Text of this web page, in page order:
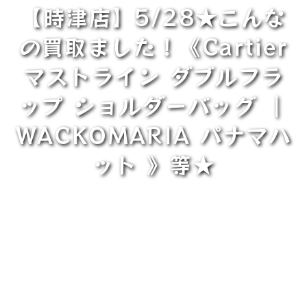
【時津店】5/28★こんな
の買取ました！《Cartier
マストライン ダブルフラ
ップ ショルダーバッグ ｜
WACKOMARIA パナマハ
ット 》等★